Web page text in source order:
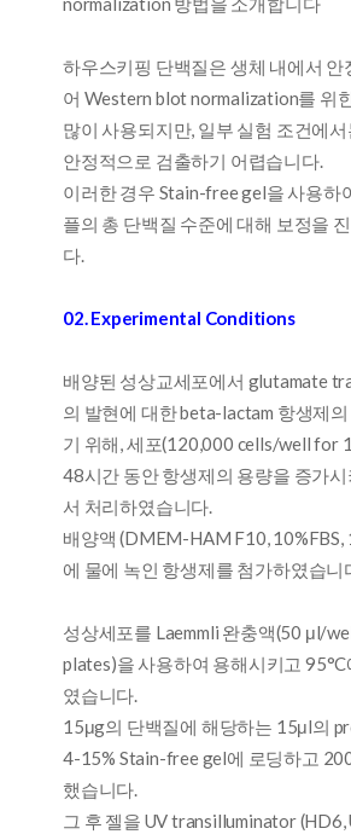
하우스키핑 단백질은 생체 내에서 안
어 Western blot normalization를 위
많이 사용되지만, 일부 실험 조건에
안정적으로 검출하기 어렵습니다.
이러한 경우 Stain-free gel을 사용하
플의 총 단백질 수준에 대해 보정을
다.
02. Experimental Conditions
배양된 성상교세포에서 glutamate
의 발현에 대한 beta-lactam 항생제
기 위해, 세포(120,000 cells/well for
48시간 동안 항생제의 용량을 증가
서 처리하였습니다.
배양액 (DMEM-HAM F10, 10%FBS,
에 물에 녹인 항생제를 첨가하였습니
성상세포를 Laemmli 완충액(50 μl/
plates)을 사용하여 용해시키고 95°C
였습니다.
15μg의 단백질에 해당하는 15μl의
4-15% Stain-free gel에 로딩하고
했습니다.
그 후 젤을 UV transilluminator (HD6,